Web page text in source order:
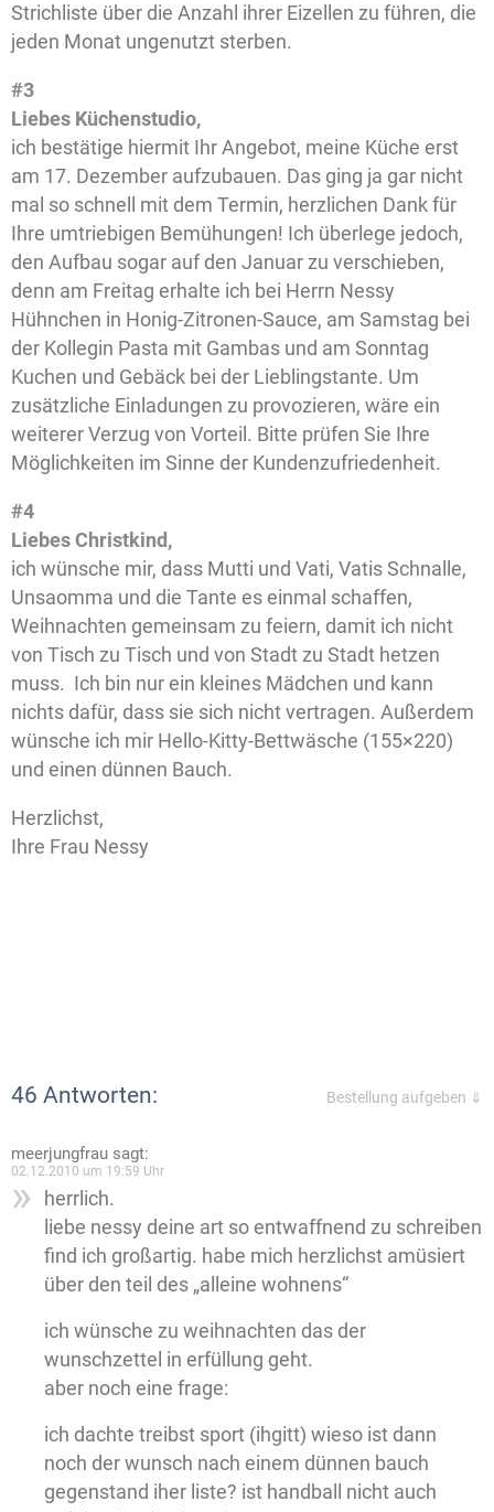
Strichliste über die Anzahl ihrer Eizellen zu führen, die
jeden Monat ungenutzt sterben.
#3
Liebes Küchenstudio,
ich bestätige hiermit Ihr Angebot, meine Küche erst
am 17. Dezember aufzubauen. Das ging ja gar nicht
mal so schnell mit dem Termin, herzlichen Dank für
Ihre umtriebigen Bemühungen! Ich überlege jedoch,
den Aufbau sogar auf den Januar zu verschieben,
denn am Freitag erhalte ich bei Herrn Nessy
Hühnchen in Honig-Zitronen-Sauce, am Samstag bei
der Kollegin Pasta mit Gambas und am Sonntag
Kuchen und Gebäck bei der Lieblingstante. Um
zusätzliche Einladungen zu provozieren, wäre ein
weiterer Verzug von Vorteil. Bitte prüfen Sie Ihre
Möglichkeiten im Sinne der Kundenzufriedenheit.
#4
Liebes Christkind,
ich wünsche mir, dass Mutti und Vati, Vatis Schnalle,
Unsaomma und die Tante es einmal schaffen,
Weihnachten gemeinsam zu feiern, damit ich nicht
von Tisch zu Tisch und von Stadt zu Stadt hetzen
muss. Ich bin nur ein kleines Mädchen und kann
nichts dafür, dass sie sich nicht vertragen. Außerdem
wünsche ich mir Hello-Kitty-Bettwäsche (155×220)
und einen dünnen Bauch.
Herzlichst,
Ihre Frau Nessy
46 Antworten: Bestellung aufgeben ⇓
meerjungfrau sagt:
02.12.2010 um 19:59 Uhr
herrlich.
liebe nessy deine art so entwaffnend zu schreiben
find ich großartig. habe mich herzlichst amüsiert
über den teil des „alleine wohnens“
ich wünsche zu weihnachten das der
wunschzettel in erfüllung geht.
aber noch eine frage:
ich dachte treibst sport (ihgitt) wieso ist dann
noch der wunsch nach einem dünnen bauch
gegenstand iher liste? ist handball nicht auch